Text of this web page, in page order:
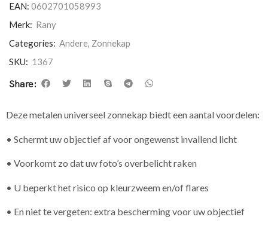
EAN: 0602701058993
Merk: Rany
Categories: Andere, Zonnekap
SKU: 1367
Share:
Deze metalen universeel zonnekap biedt een aantal voordelen:
• Schermt uw objectief af voor ongewenst invallend licht
• Voorkomt zo dat uw foto’s overbelicht raken
• U beperkt het risico op kleurzweem en/of flares
• En niet te vergeten: extra bescherming voor uw objectief